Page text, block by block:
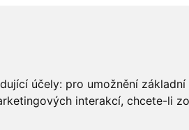
účely: pro umožnění základní
interakcí, chcete-li